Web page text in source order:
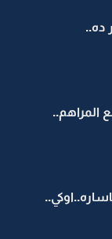
ده..
المراهم..